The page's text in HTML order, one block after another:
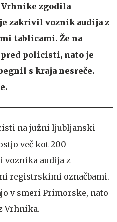
Vrhnike zgodila
zakrivil voznik audija z
tablicami. Že na
policisti, nato je
s kraja nesreče.
na južni ljubljanski
več kot 200
voznika audija z
registrskimi označbami.
v smeri Primorske, nato
Vrhnika.